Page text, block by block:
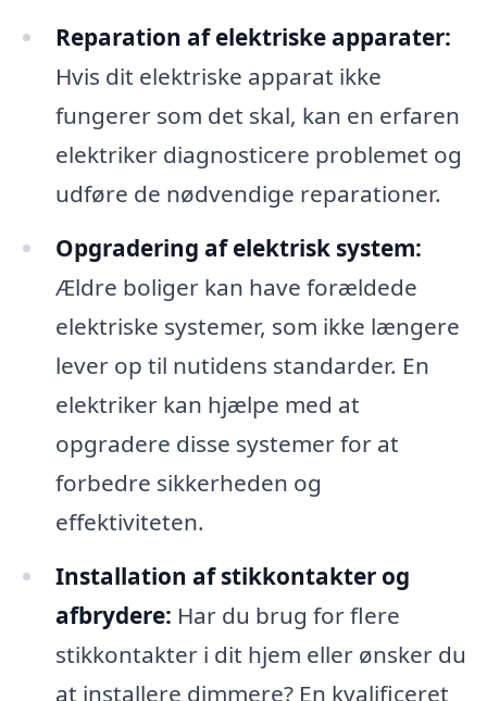
Reparation af elektriske apparater:
Hvis dit elektriske apparat ikke
fungerer som det skal, kan en erfaren
elektriker diagnosticere problemet og
udføre de nødvendige reparationer.
Opgradering af elektrisk system:
Ældre boliger kan have forældede
elektriske systemer, som ikke længere
lever op til nutidens standarder. En
elektriker kan hjælpe med at
opgradere disse systemer for at
forbedre sikkerheden og
effektiviteten.
Installation af stikkontakter og
afbrydere: Har du brug for flere
stikkontakter i dit hjem eller ønsker du
at installere dimmere? En kvalificeret